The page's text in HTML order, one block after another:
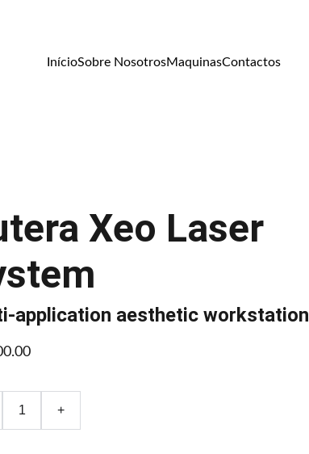
InícioSobre NosotrosMaquinasContactos
Xeo Laser
application aesthetic workstation
+